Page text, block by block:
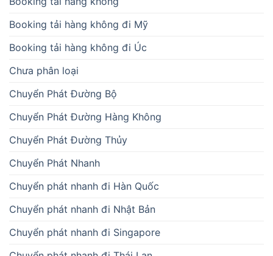
Booking tải hàng không đi Mỹ
Booking tải hàng không đi Úc
Chưa phân loại
Chuyển Phát Đường Bộ
Chuyển Phát Đường Hàng Không
Chuyển Phát Đường Thủy
Chuyển Phát Nhanh
Chuyển phát nhanh đi Hàn Quốc
Chuyển phát nhanh đi Nhật Bản
Chuyển phát nhanh đi Singapore